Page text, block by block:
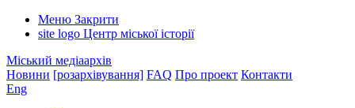
Меню Закрити
site logo Центр міської історії
Міський медіаархів
Новини [розархівування] FAQ Про проект Контакти
Eng